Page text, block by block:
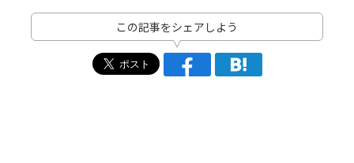
この記事をシェアしよう